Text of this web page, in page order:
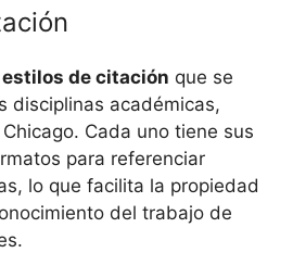
estilos de citación que se
disciplinas académicas,
Cada uno tiene sus
para referenciar
lo que facilita la propiedad
del trabajo de